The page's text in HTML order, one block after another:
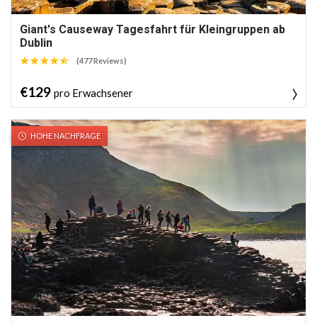
Giant's Causeway Tagesfahrt für Kleingruppen ab
Dublin
(477 Reviews)
€129 pro Erwachsener
HOHE NACHFRAGE